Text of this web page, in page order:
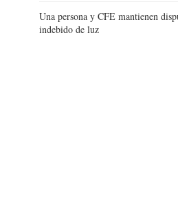
Una persona y CFE mantienen
indebido de luz